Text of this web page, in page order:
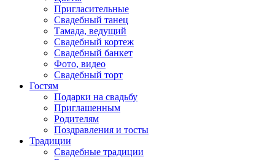
Пригласительные
Свадебный танец
Тамада, ведущий
Свадебный кортеж
Свадебный банкет
Фото, видео
Свадебный торт
Гостям
Подарки на свадьбу
Приглашенным
Родителям
Поздравления и тосты
Традиции
Свадебные традиции